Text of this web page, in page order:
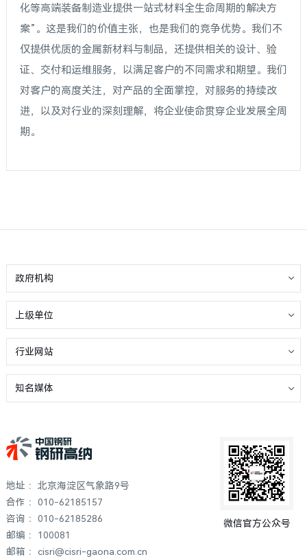
化等高端装备制造业提供一站式材料全生命周期的解决方
案”。这是我们的价值主张，也是我们的竞争优势。我们不
仅提供优质的金属新材料与制品，还提供相关的设计、验
证、交付和运维服务，以满足客户的不同需求和期望。我们
对客户的高度关注，对产品的全面掌控，对服务的持续改
进，以及对行业的深刻理解，将企业使命贯穿企业发展全周
期。
政府机构
上级单位
行业网站
知名媒体
地址 ：北京海淀区气象路9号
合作 ：010-62185157
咨询 ：010-62185286
邮编 ：100081
邮箱 ：cisri@cisri-gaona.com.cn
微信官方公众号